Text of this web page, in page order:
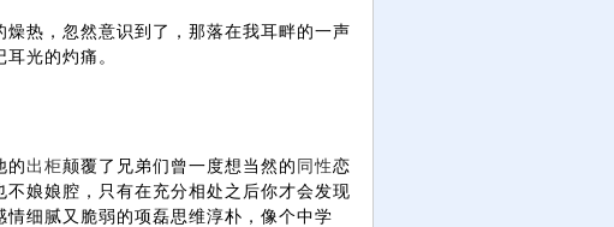
热，忽然意识到了，那落在我耳畔的一声
光的灼痛。
的出柜颠覆了兄弟们曾一度想当然的同性恋
不娘娘腔，只有在充分相处之后你才会发现
情细腻又脆弱的项磊思维淳朴，像个中学